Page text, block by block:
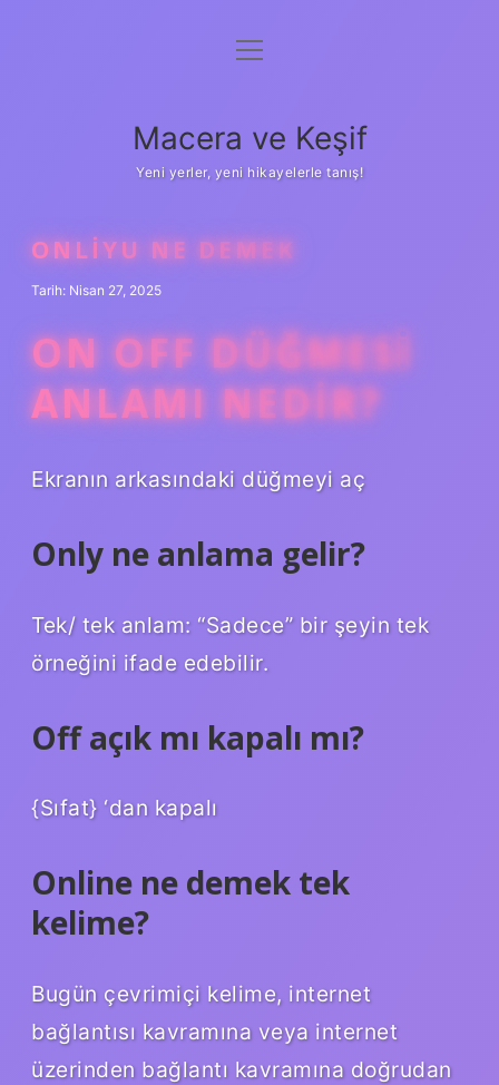
Anasayfa
Yasal Uyarı
menüyü
Macera ve Keşif
Yeni yerler, yeni hikayelerle tanış!
ONLIYU NE DEMEK
Tarih: Nisan 27, 2025
ON OFF DÜĞMESI
ANLAMI NEDIR?
Ekranın arkasındaki düğmeyi aç
Only ne anlama gelir?
Tek/ tek anlam: “Sadece” bir şeyin tek
örneğini ifade edebilir.
Off açık mı kapalı mı?
{Sıfat} ‘dan kapalı
Online ne demek tek
kelime?
Bugün çevrimiçi kelime, internet
bağlantısı kavramına veya internet
üzerinden bağlantı kavramına doğrudan